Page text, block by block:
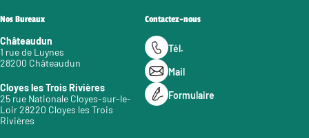
Nos Bureaux
Châteaudun
1 rue de Luynes
28200 Châteaudun
Cloyes les Trois Rivières
25 rue Nationale Cloyes-sur-le-
Loir 28220 Cloyes les Trois
Rivières
Contactez-nous
Tél.
Mail
Formulaire